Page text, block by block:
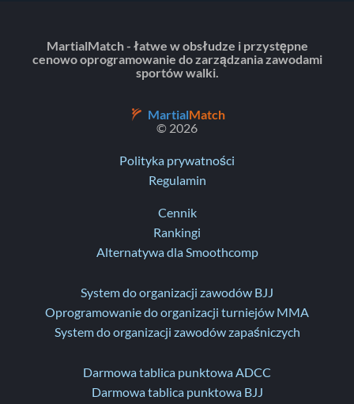
MartialMatch - łatwe w obsłudze i przystępne
cenowo oprogramowanie do zarządzania zawodami
sportów walki.
MartialMatch
© 2026
Polityka prywatności
Regulamin
Cennik
Rankingi
Alternatywa dla Smoothcomp
System do organizacji zawodów BJJ
Oprogramowanie do organizacji turniejów MMA
System do organizacji zawodów zapaśniczych
Darmowa tablica punktowa ADCC
Darmowa tablica punktowa BJJ